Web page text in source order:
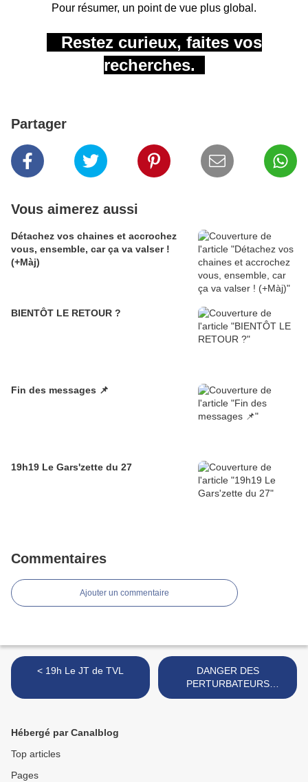
Pour résumer, un point de vue plus global.
Restez curieux, faites vos
recherches.
Partager
Vous aimerez aussi
Détachez vos chaines et accrochez
vous, ensemble, car ça va valser !
(+Màj)
BIENTÔT LE RETOUR ?
Fin des messages 📌
19h19 Le Gars'zette du 27
Commentaires
Ajouter un commentaire
< 19h Le JT de TVL
DANGER DES
PERTURBATEURS
ENDOCRINIENS : QUAND
Hébergé par Canalblog
Top articles
Pages